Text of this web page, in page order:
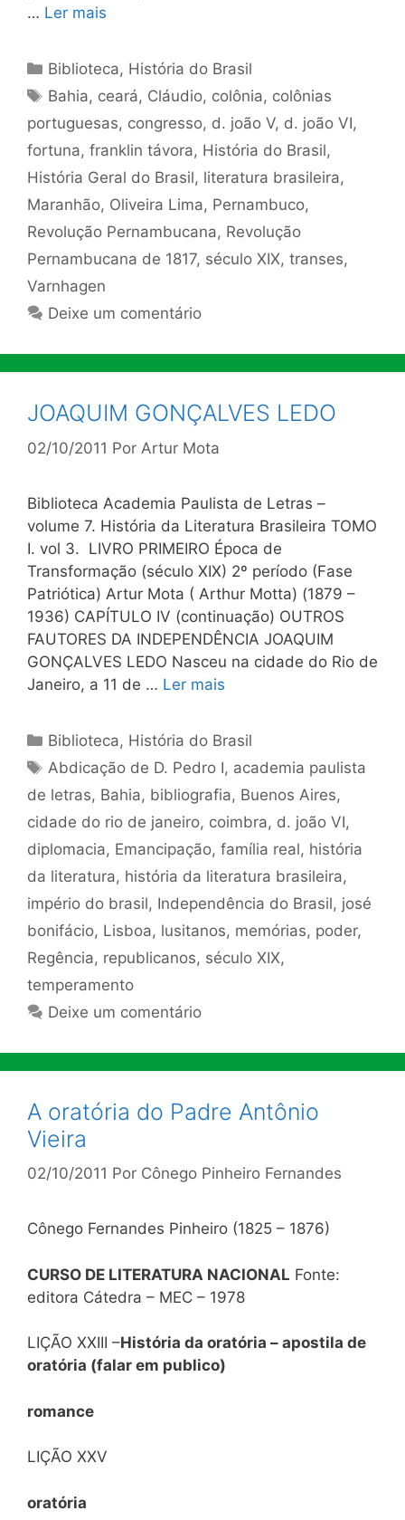
… Ler mais
Categorias
Biblioteca, História do Brasil
Tags
Bahia, ceará, Cláudio, colônia, colônias
portuguesas, congresso, d. joão V, d. joão VI,
fortuna, franklin távora, História do Brasil,
História Geral do Brasil, literatura brasileira,
Maranhão, Oliveira Lima, Pernambuco,
Revolução Pernambucana, Revolução
Pernambucana de 1817, século XIX, transes,
Varnhagen
Deixe um comentário
JOAQUIM GONÇALVES LEDO
02/10/2011 Por Artur Mota
Biblioteca Academia Paulista de Letras –
volume 7. História da Literatura Brasileira TOMO
I. vol 3. LIVRO PRIMEIRO Época de
Transformação (século XIX) 2º período (Fase
Patriótica) Artur Mota ( Arthur Motta) (1879 –
1936) CAPÍTULO IV (continuação) OUTROS
FAUTORES DA INDEPENDÊNCIA JOAQUIM
GONÇALVES LEDO Nasceu na cidade do Rio de
Janeiro, a 11 de … Ler mais
Categorias
Biblioteca, História do Brasil
Tags
Abdicação de D. Pedro I, academia paulista
de letras, Bahia, bibliografia, Buenos Aires,
cidade do rio de janeiro, coimbra, d. joão VI,
diplomacia, Emancipação, família real, história
da literatura, história da literatura brasileira,
império do brasil, Independência do Brasil, josé
bonifácio, Lisboa, lusitanos, memórias, poder,
Regência, republicanos, século XIX,
temperamento
Deixe um comentário
A oratória do Padre Antônio
Vieira
02/10/2011 Por Cônego Pinheiro Fernandes
Cônego Fernandes Pinheiro (1825 – 1876)
CURSO DE LITERATURA NACIONAL Fonte:
editora Cátedra – MEC – 1978
LIÇÃO XXIII –História da oratória – apostila de
oratória (falar em publico)
romance
LIÇÃO XXV
oratória